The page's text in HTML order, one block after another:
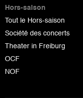
Hors-saison
Tout le Hors-saison
Société des concerts
Theater in Freiburg
OCF
NOF